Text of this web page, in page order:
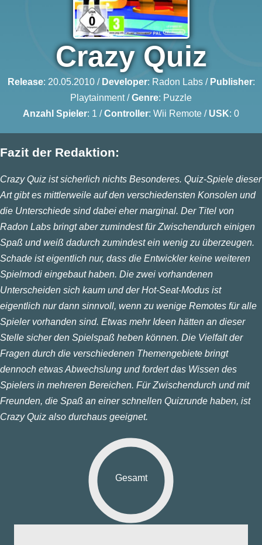
Crazy Quiz
Release: 20.05.2010 / Developer: Radon Labs/ Publisher:
Playtainment/Genre: Puzzle
Anzahl Spieler: 1 /Controller: Wii Remote / USK: 0
Fazit der Redaktion:
Crazy Quiz ist sicherlich nichts Besonderes. Quiz-Spiele dieser
Art gibt es mittlerweile auf den verschiedensten Konsolen und
die Unterschiede sind dabei eher marginal. Der Titel von
Radon Labs bringt aber zumindest für Zwischendurch einigen
Spaß und weiß dadurch zumindest ein wenig zu überzeugen.
Schade ist eigentlich nur, dass die Entwickler keine weiteren
Spielmodi eingebaut haben. Die zwei vorhandenen
Unterscheiden sich kaum und der Hot-Seat-Modus ist
eigentlich nur dann sinnvoll, wenn zu wenige Remotes für alle
Spieler vorhanden sind. Etwas mehr Ideen hätten an dieser
Stelle sicher den Spielspaß heben können. Die Vielfalt der
Fragen durch die verschiedenen Themengebiete bringt
dennoch etwas Abwechslung und fordert das Wissen des
Spielers in mehreren Bereichen. Für Zwischendurch und mit
Freunden, die Spaß an einer schnellen Quizrunde haben, ist
Crazy Quiz also durchaus geeignet.
Gesamt